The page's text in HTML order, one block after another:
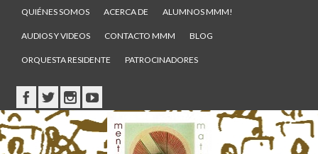
QUIÉNES SOMOS ACERCA DE ALUMNOS MMM!
AUDIOS Y VIDEOS CONTACTO MMM BLOG
ORQUESTA RESIDENTE PATROCINADORES